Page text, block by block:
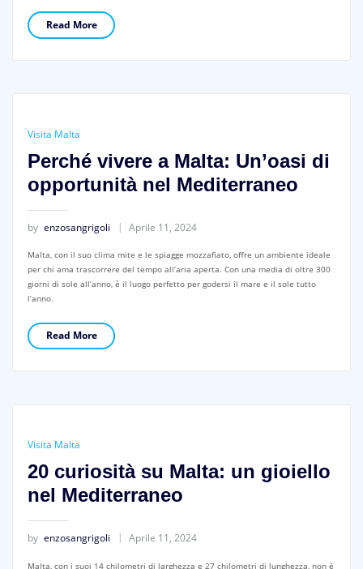
Read More
Visita Malta
Perché vivere a Malta: Un’oasi di
opportunità nel Mediterraneo
by enzosangrigoli Aprile 11, 2024
Malta, con il suo clima mite e le spiagge mozzafiato, offre un ambiente ideale
per chi ama trascorrere del tempo all’aria aperta. Con una media di oltre 300
giorni di sole all’anno, è il luogo perfetto per godersi il mare e il sole tutto
l’anno.
Read More
Visita Malta
20 curiosità su Malta: un gioiello
nel Mediterraneo
by enzosangrigoli Aprile 11, 2024
Malta, con i suoi 14 chilometri di larghezza e 27 chilometri di lunghezza, non è